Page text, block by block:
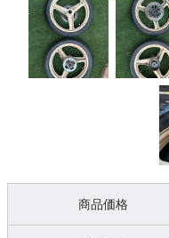
商品価格